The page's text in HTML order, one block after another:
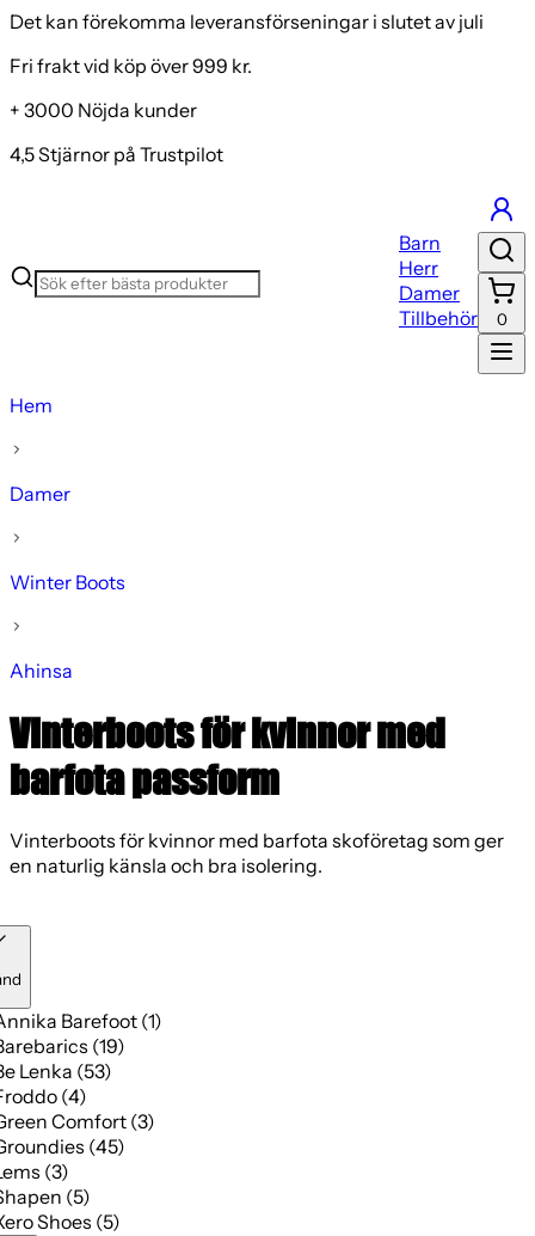
Det kan förekomma leveransförseningar i slutet av juli
Fri frakt vid köp över 999 kr.
+ 3000 Nöjda kunder
4,5 Stjärnor på Trustpilot
Barn
Herr
Damer
Tillbehör
0
Hem
Damer
Winter Boots
Ahinsa
Vinterboots för kvinnor med
barfota passform
Vinterboots för kvinnor med barfota skoföretag som ger
en naturlig känsla och bra isolering.
Barefoot (1)
(19)
Lenka (53)
(4)
Comfort (3)
(45)
(3)
(5)
Shoes (5)